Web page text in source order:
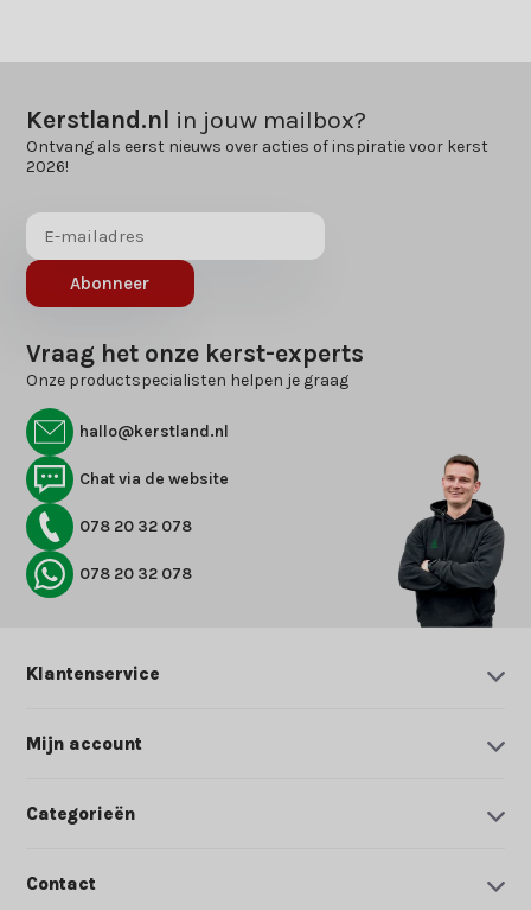
Kerstland.nl in jouw mailbox?
Ontvang als eerst nieuws over acties of inspiratie voor kerst
2026!
Abonneer
Vraag het onze kerst-experts
Onze productspecialisten helpen je graag
hallo@kerstland.nl
Chat via de website
078 20 32 078
078 20 32 078
Klantenservice
Mijn account
Categorieën
Contact